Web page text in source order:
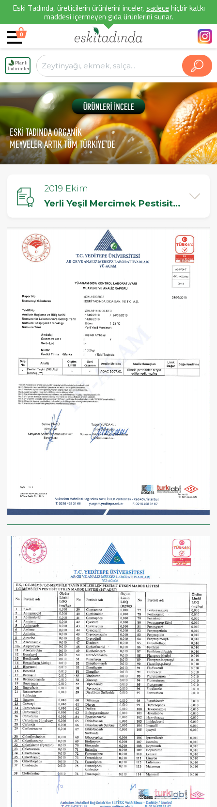
Eski Tadında, üreticilerin ürünlerini inceler,sadecehiçbir katkı
maddesi içermeyen gıda ürünlerini sunar.
0
Planlı
İndirimler
ESKİ TADINDA ORGANİK
MEYVELER ARTIK TÜM TÜRKİYE'DE
2019 Ekim
Yerli Yeşil Mercimek Pestisit Testi